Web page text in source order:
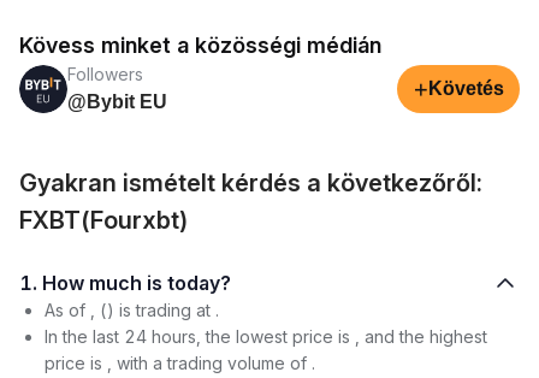
Kövess minket a közösségi médián
Followers
@Bybit EU
+ Követés
Gyakran ismételt kérdés a következőről:
FXBT(Fourxbt)
1. How much is today?
As of , () is trading at .
In the last 24 hours, the lowest price is , and the highest
price is , with a trading volume of .